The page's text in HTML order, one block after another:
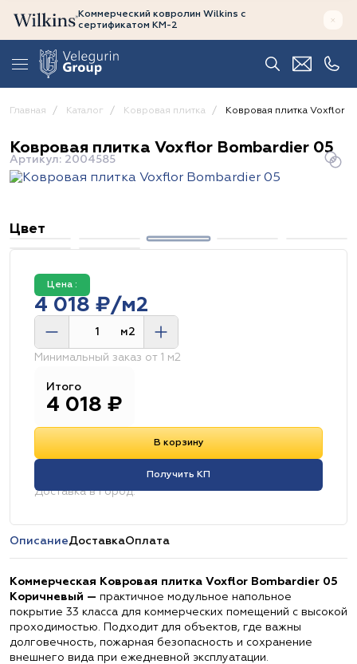
Коммерческий ковролин Wilkins с
сертификатом КМ-2
Главная Каталог Ковровая плитка Ковровая плитка Voxflor
Ковровая плитка Voxflor Bombardier 05
Артикул: 2004585
Цвет
Цена :
4 018 ₽/м2
м2
Минимальный заказ от 1 м2
Итого
4 018 ₽
В корзину
Получить КП
Доставка в город:
ОписаниеДоставкаОплата
Коммерческая Ковровая плитка Voxflor Bombardier 05
Коричневый — практичное модульное напольное
покрытие 33 класса для коммерческих помещений с высокой
проходимостью. Подходит для объектов, где важны
долговечность, пожарная безопасность и сохранение
внешнего вида при ежедневной эксплуатации.